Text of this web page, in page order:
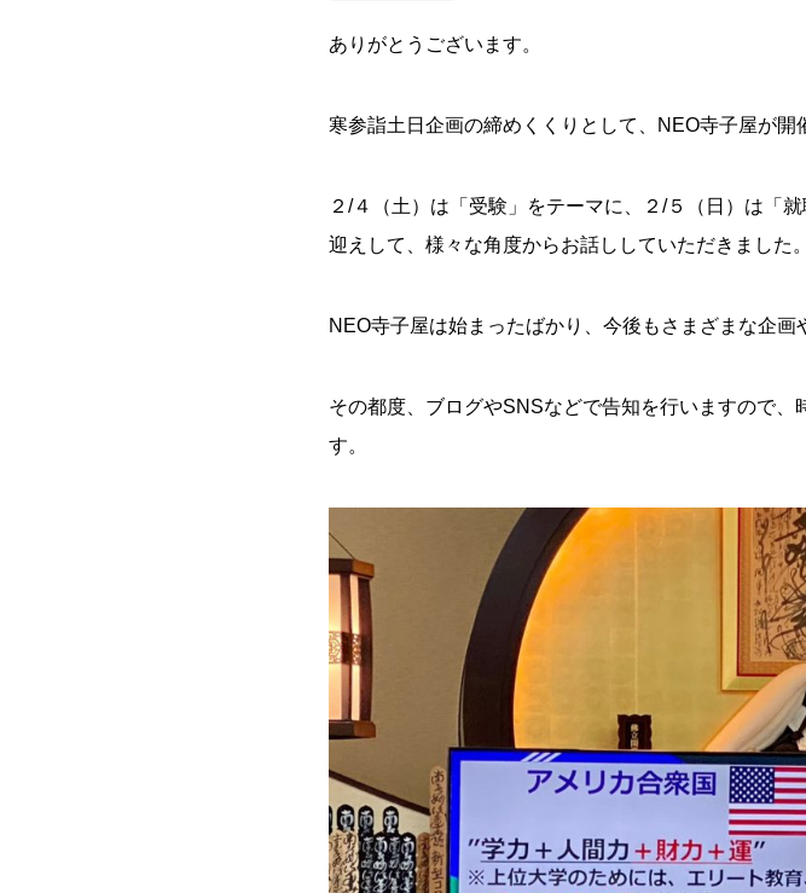
ありがとうございます。
寒参詣土日企画の締めくくりとして、NEO寺子屋が開
２/４（土）は「受験」をテーマに、２/５（日）は「
迎えして、様々な角度からお話ししていただきました。
NEO寺子屋は始まったばかり、今後もさまざまな企画
その都度、ブログやSNSなどで告知を行いますので
す。